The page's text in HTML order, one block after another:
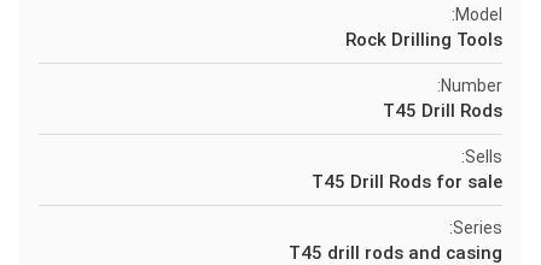
Model:
Rock Drilling Tools
Number:
T45 Drill Rods
Sells:
T45 Drill Rods for sale
Series:
T45 drill rods and casing